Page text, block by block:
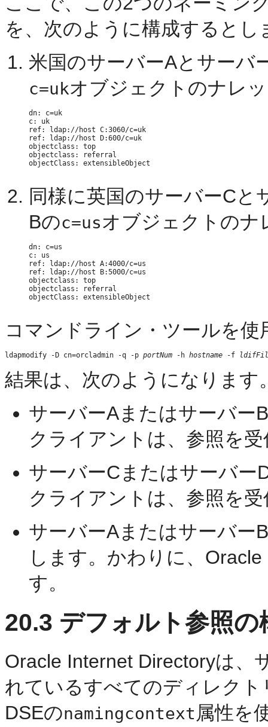
を、次のように構成するとし
米国のサーバーAとサーバ
c=ukオブジェクトのナレ
dn: c=uk
c: uk
ref: ldap://host C:3060/c=uk
ref: ldap://host D:600/c=uk
objectclass: top
objectclass: referral
objectClass: extensibleObject
同様に英国のサーバーCと
Bのc=usオブジェクトのナ
dn: c=us
c: us
ref: ldap://host A:4000/c=us
ref: ldap://host B:5000/c=us
objectclass: top
objectclass: referral
objectClass: extensibleObject
コマンドライン・ツールを使
ldapmodify -D cn=orcladmin -q -p portNum -h hostname -f
結果は、次のようになります
サーバーAまたはサーバー
クライアントは、参照を
サーバーCまたはサーバー
クライアントは、参照を
サーバーAまたはサーバー
します。かわりに、
す。
20.3 デフォルト参照の
Oracle Internet Directoryは、
れているすべてのディレク
DSEのnamingcontext 属性を